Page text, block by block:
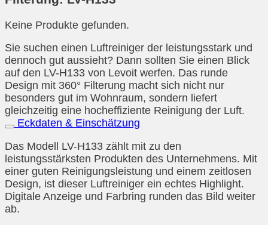
Keine Produkte gefunden.
Sie suchen einen Luftreiniger der leistungsstark und
dennoch gut aussieht? Dann sollten Sie einen Blick
auf den LV-H133 von Levoit werfen. Das runde
Design mit 360° Filterung macht sich nicht nur
besonders gut im Wohnraum, sondern liefert
gleichzeitig eine hocheffiziente Reinigung der Luft.
Eckdaten & Einschätzung
Das Modell LV-H133 zählt mit zu den
leistungsstärksten Produkten des Unternehmens. Mit
einer guten Reinigungsleistung und einem zeitlosen
Design, ist dieser Luftreiniger ein echtes Highlight.
Digitale Anzeige und Farbring runden das Bild weiter
ab.